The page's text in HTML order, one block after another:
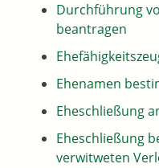
Durchführung
beantragen
Ehenamen
Eheschließung
Eheschließung
verwitweten